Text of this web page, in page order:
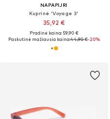
NAPAPIJRI
Kuprinė 'Voyage 3'
35,92 €
Pradinė kaina: 59,90 €
Paskutinė mažiausia kaina:44,90 €-20%